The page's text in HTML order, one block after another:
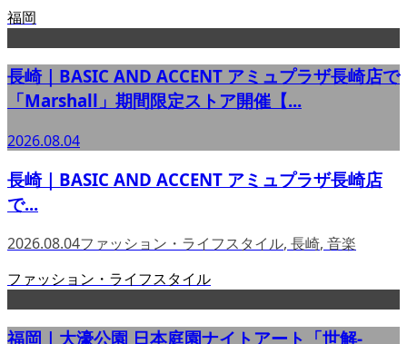
福岡
長崎｜BASIC AND ACCENT アミュプラザ長崎店で
「Marshall」期間限定ストア開催【...
2026.08.04
長崎｜BASIC AND ACCENT アミュプラザ長崎店
で...
2026.08.04ファッション・ライフスタイル, 長崎, 音楽
ファッション・ライフスタイル
福岡｜大濠公園 日本庭園ナイトアート「世解-